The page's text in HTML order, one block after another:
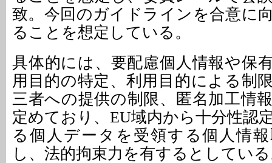
致。今回のガイドラインを合意に
ることを想定している。
具体的には、要配慮個人情報や保
用目的の特定、利用目的による制
三者への提供の制限、匿名加工情
定めており、EU域内から十分性認
る個人データを受領する個人情
し、法的拘束力を有するとしてい